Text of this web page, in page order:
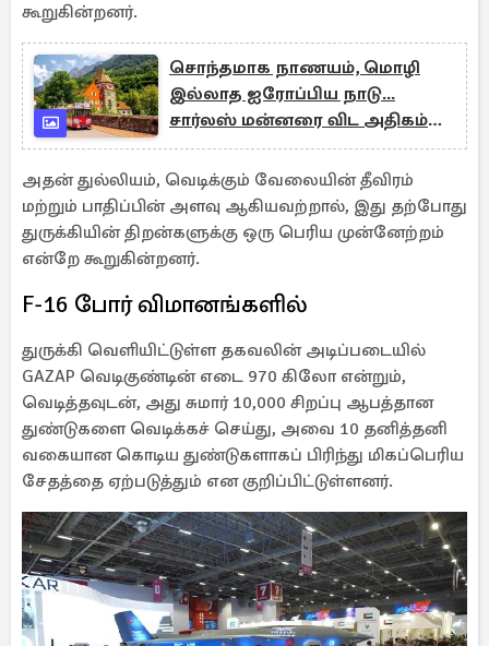
கூறுகின்றனர்.
சொந்தமாக நாணயம், மொழி
இல்லாத ஐரோப்பிய நாடு...
சார்லஸ் மன்னரை விட அதிகம்
இளவரசரின் சொத்து மதிப்பு
அதன் துல்லியம், வெடிக்கும் வேலையின் தீவிரம்
மற்றும் பாதிப்பின் அளவு ஆகியவற்றால், இது தற்போது
துருக்கியின் திறன்களுக்கு ஒரு பெரிய முன்னேற்றம்
என்றே கூறுகின்றனர்.
F-16 போர் விமானங்களில்
துருக்கி வெளியிட்டுள்ள தகவலின் அடிப்படையில்
GAZAP வெடிகுண்டின் எடை 970 கிலோ என்றும்,
வெடித்தவுடன், அது சுமார் 10,000 சிறப்பு ஆபத்தான
துண்டுகளை வெடிக்கச் செய்து, அவை 10 தனித்தனி
வகையான கொடிய துண்டுகளாகப் பிரிந்து மிகப்பெரிய
சேதத்தை ஏற்படுத்தும் என குறிப்பிட்டுள்ளனர்.